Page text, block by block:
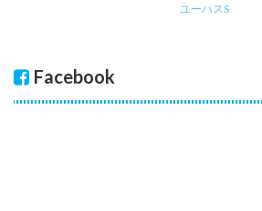
ユーハスS
Facebook